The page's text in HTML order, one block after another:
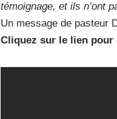
témoignage, et ils n’ont
Un message de pasteur
Cliquez sur le lien pour